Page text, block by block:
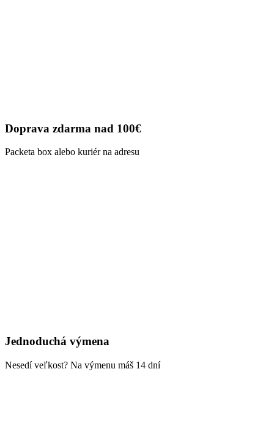
Doprava zdarma nad 100€
Packeta box alebo kuriér na adresu
Jednoduchá výmena
Nesedí veľkost? Na výmenu máš 14 dní